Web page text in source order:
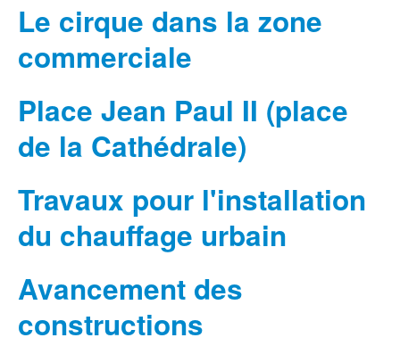
Le cirque dans la zone
commerciale
Place Jean Paul II (place
de la Cathédrale)
Travaux pour l'installation
du chauffage urbain
Avancement des
constructions